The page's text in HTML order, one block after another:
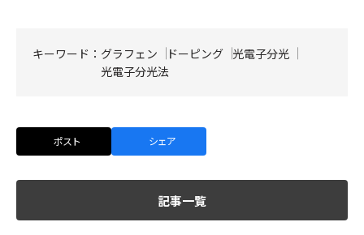
キーワード： グラフェン ドーピング 光電子分光
光電子分光法
ポスト シェア
記事一覧